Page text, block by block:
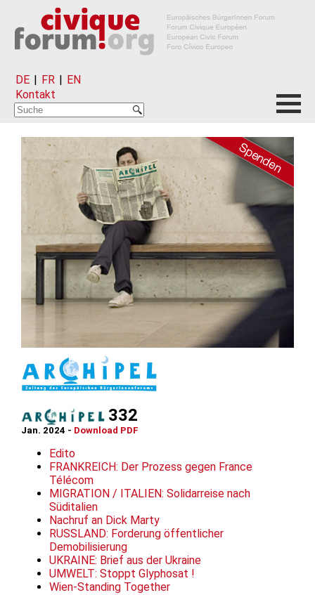
DE | FR | EN
Kontakt
332
Jan. 2024 - Download PDF
Edito
FRANKREICH: Der Prozess gegen France
Télécom
MIGRATION / ITALIEN: Solidarreise nach
Süditalien
Nachruf an Dick Marty
RUSSLAND: Forderung öffentlicher
Demobilisierung
UKRAINE: Brief aus der Ukraine
UMWELT: Stoppt Glyphosat !
Wien-Standing Together